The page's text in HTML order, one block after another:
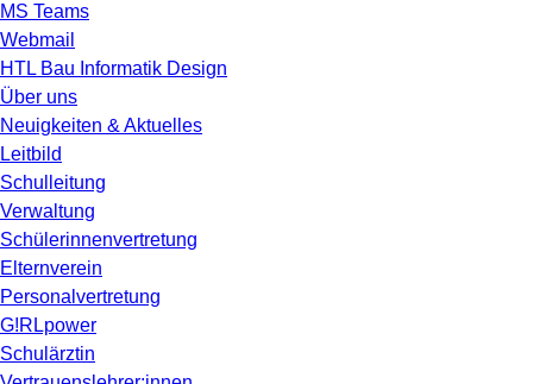
MS Teams
Webmail
HTL Bau Informatik Design
Über uns
Neuigkeiten & Aktuelles
Leitbild
Schulleitung
Verwaltung
Schülerinnenvertretung
Elternverein
Personalvertretung
G!RLpower
Schulärztin